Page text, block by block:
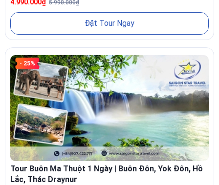
4.990.000₫ 5.990.000₫
Đặt Tour Ngay
- 25%
Tour Buôn Ma Thuột 1 Ngày | Buôn Đôn, Yok Đôn, Hồ
Lắc, Thác Draynur